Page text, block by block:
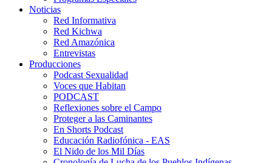
Noticias
Red Informativa
Red Kichwa
Red Amazónica
Entrevistas
Producciones
Podcast Sexualidad
Voces que Habitan
PODCAST
Reflexiones sobre el Campo
Proteger a las Caminantes
En Shorts Podcast
Educación Radiofónica - EAS
El Nido de los Mil Días